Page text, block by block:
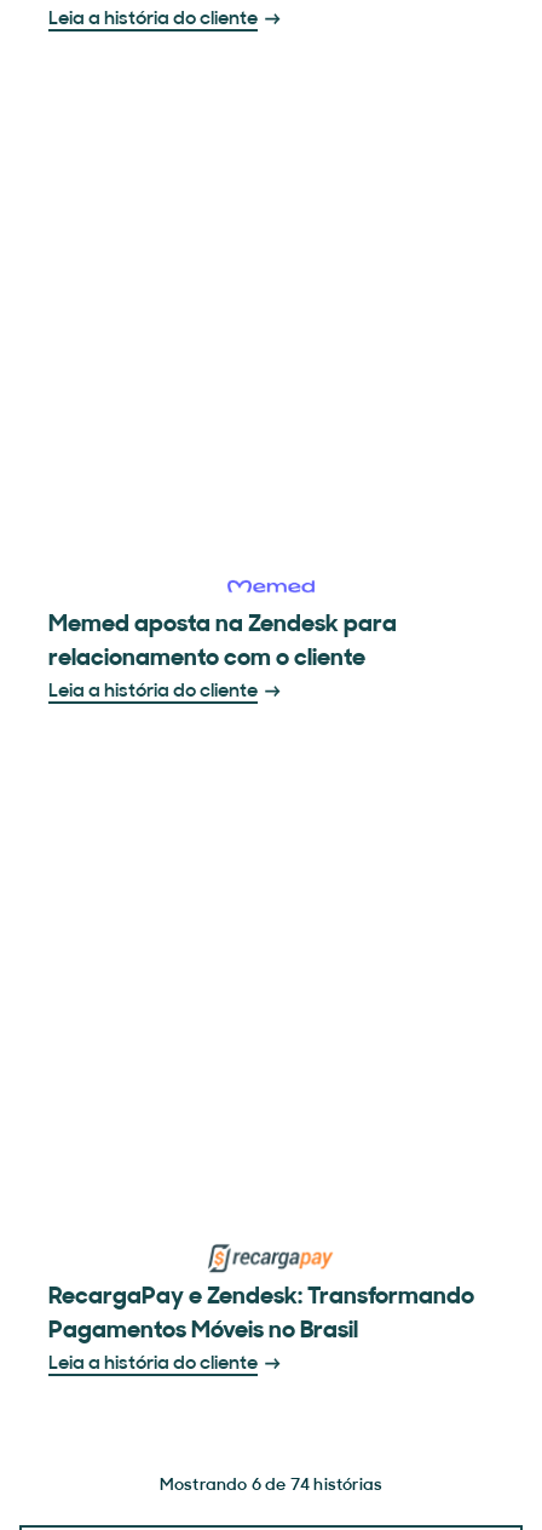
Leia a história do cliente
Memed aposta na Zendesk para
relacionamento com o cliente
Leia a história do cliente
RecargaPay e Zendesk: Transformando
Pagamentos Móveis no Brasil
Leia a história do cliente
Mostrando 6 de 74 histórias